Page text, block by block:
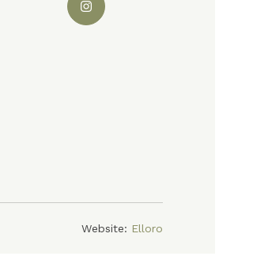
Website: Elloro